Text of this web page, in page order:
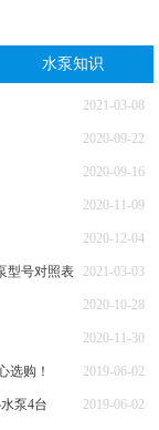
水泵知识
2021-03-08
2020-09-22
2020-09-16
2020-11-09
2020-12-04
型号对照表 2021-03-03
2020-10-28
2020-11-30
选购！ 2019-06-02
泵4台 2019-06-02